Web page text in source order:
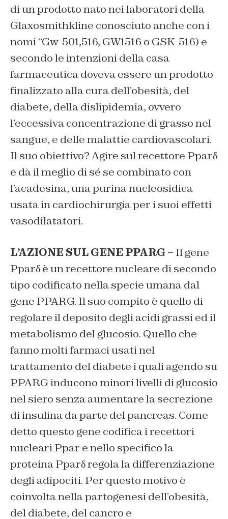
di un prodotto nato nei laboratori della
Glaxosmithkline conosciuto anche con i
nomi “Gw-501,516, GW1516 o GSK-516) e
secondo le intenzioni della casa
farmaceutica doveva essere un prodotto
finalizzato alla cura dell’obesità, del
diabete, della dislipidemia, ovvero
l’eccessiva concentrazione di grasso nel
sangue, e delle malattie cardiovascolari.
Il suo obiettivo? Agire sul recettore Pparδ
e dà il meglio di sé se combinato con
l’acadesina, una purina nucleosidica
usata in cardiochirurgia per i suoi effetti
vasodilatatori.
L’AZIONE SUL GENE PPARG – Il gene
Pparδ è un recettore nucleare di secondo
tipo codificato nella specie umana dal
gene PPARG. Il suo compito è quello di
regolare il deposito degli acidi grassi ed il
metabolismo del glucosio. Quello che
fanno molti farmaci usati nel
trattamento del diabete i quali agendo su
PPARG inducono minori livelli di glucosio
nel siero senza aumentare la secrezione
di insulina da parte del pancreas. Come
detto questo gene codifica i recettori
nucleari Ppar e nello specifico la
proteina Pparδ regola la differenziazione
degli adipociti. Per questo motivo è
coinvolta nella partogenesi dell’obesità,
del diabete, del cancro e